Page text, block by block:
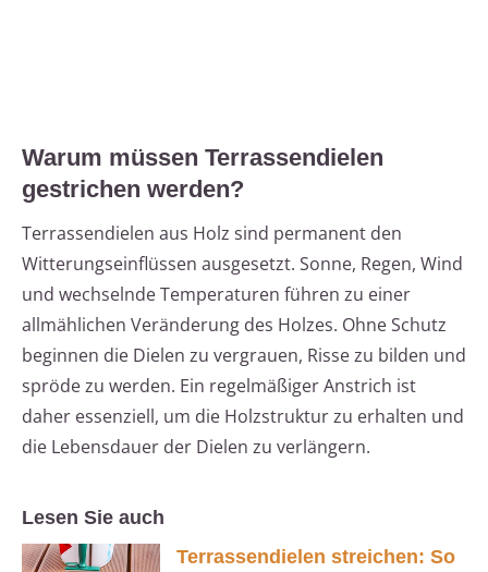
Warum müssen Terrassendielen
gestrichen werden?
Terrassendielen aus Holz sind permanent den
Witterungseinflüssen ausgesetzt. Sonne, Regen, Wind
und wechselnde Temperaturen führen zu einer
allmählichen Veränderung des Holzes. Ohne Schutz
beginnen die Dielen zu vergrauen, Risse zu bilden und
spröde zu werden. Ein regelmäßiger Anstrich ist
daher essenziell, um die Holzstruktur zu erhalten und
die Lebensdauer der Dielen zu verlängern.
Lesen Sie auch
Terrassendielen streichen: So